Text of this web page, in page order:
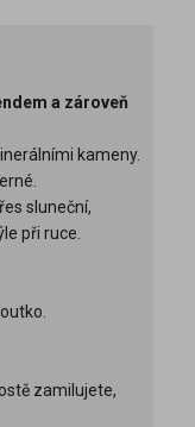
a zároveň
kameny.
sluneční,
při ruce.
zamilujete,